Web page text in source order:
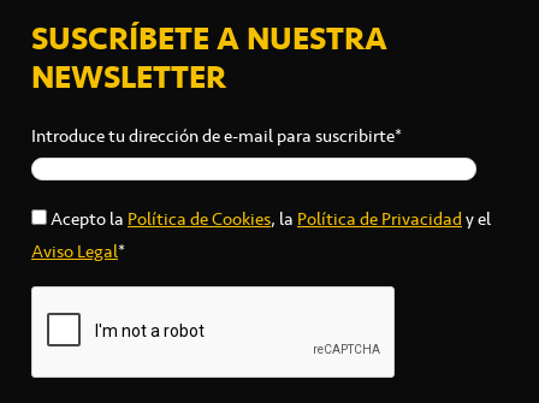
SUSCRÍBETE A NUESTRA
NEWSLETTER
Introduce tu dirección de e-mail para suscribirte*
Acepto laPolítica de Cookies, laPolítica de Privacidady el
Aviso Legal*